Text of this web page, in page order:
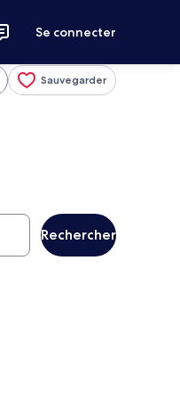
Se connecter
Sauvegarder
Rechercher